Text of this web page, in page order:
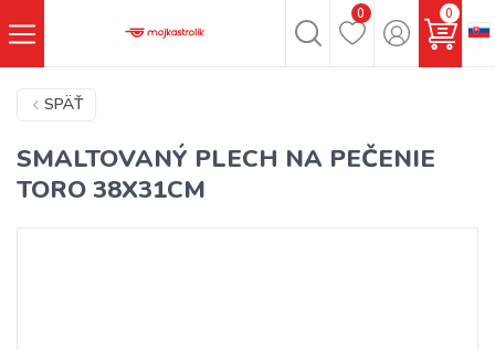
0 0
SPÄŤ
SMALTOVANÝ PLECH NA PEČENIE
TORO 38X31CM